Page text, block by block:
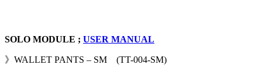
SOLO MODULE ; USER MANUAL
》WALLET PANTS – SM (TT-004-SM)